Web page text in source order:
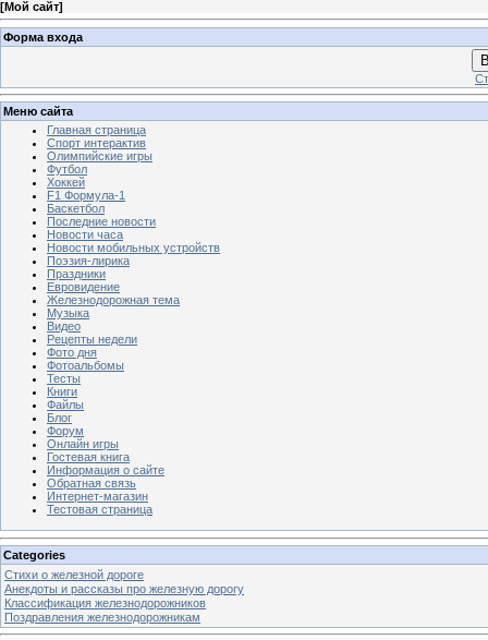
[Мой сайт]
Форма входа
Меню сайта
Главная страница
Спорт интерактив
Олимпийские игры
Футбол
Хоккей
F1 Формула-1
Баскетбол
Последние новости
Новости часа
Новости мобильных устройств
Поэзия-лирика
Праздники
Евровидение
Железнодорожная тема
Музыка
Видео
Рецепты недели
Фото дня
Фотоальбомы
Тесты
Книги
Файлы
Блог
Форум
Онлайн игры
Гостевая книга
Информация о сайте
Обратная связь
Интернет-магазин
Тестовая страница
Categories
Стихи о железной дороге
Анекдоты и рассказы про железную дорогу
Классификация железнодорожников
Поздравления железнодорожникам